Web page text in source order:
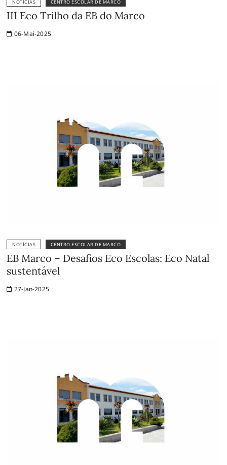
NOTÍCIAS CENTRO ESCOLAR DE MARCO
III Eco Trilho da EB do Marco
06-Mai-2025
NOTÍCIAS CENTRO ESCOLAR DE MARCO
EB Marco – Desafios Eco Escolas: Eco Natal
sustentável
27-Jan-2025